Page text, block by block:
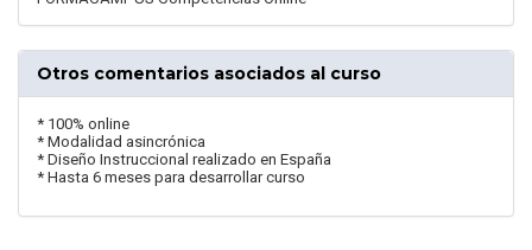
Otros comentarios asociados al curso
* 100% online
* Modalidad asincrónica
* Diseño Instruccional realizado en España
* Hasta 6 meses para desarrollar curso